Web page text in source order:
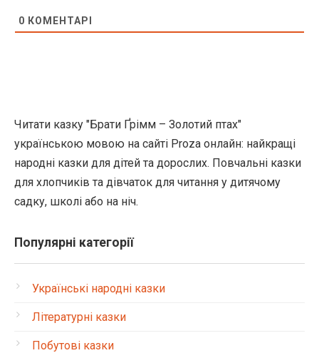
0 КОМЕНТАРІ
Читати казку "Брати Ґрімм – Золотий птах"
українською мовою на сайті Proza онлайн: найкращі
народні казки для дітей та дорослих. Повчальні казки
для хлопчиків та дівчаток для читання у дитячому
садку, школі або на ніч.
Популярні категорії
Українські народні казки
Літературні казки
Побутові казки